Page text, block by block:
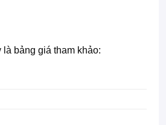
bảng giá tham khảo: